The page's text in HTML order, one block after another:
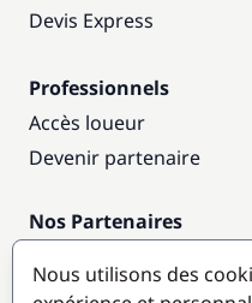
Devis Express
Professionnels
Accès loueur
Devenir partenaire
Nos Partenaires
Nous utilisons des